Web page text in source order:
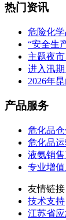
热门资讯
危险化
“安全生
主题夜
进入汛
2026年
产品服务
危化品
危化品运
液氨销
专业增
友情链接
技术支持
江苏省